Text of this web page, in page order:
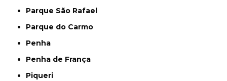
Parque São Rafael
Parque do Carmo
Penha
Penha de França
Piqueri